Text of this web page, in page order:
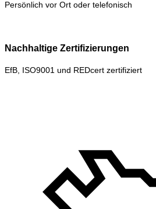
Persönlich vor Ort oder telefonisch
Nachhaltige Zertifizierungen
EfB, ISO9001 und REDcert zertifiziert